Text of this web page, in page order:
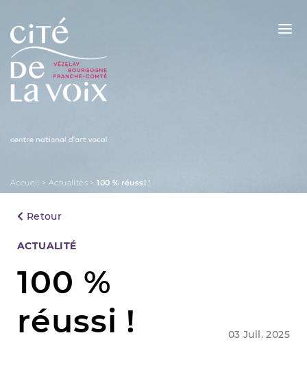
Skip
content
Accueil >Actualités >100 % réussi !
Retour
Categories
ACTUALITÉ
100 %
réussi !
03 Juil. 2025